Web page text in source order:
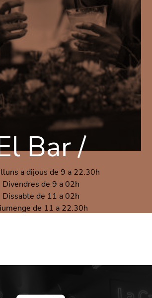
Bar /
a dijous de 9 a 22.30h
Divendres de 9 a 02h
Dissabte de 11 a 02h
de 11 a 22.30h